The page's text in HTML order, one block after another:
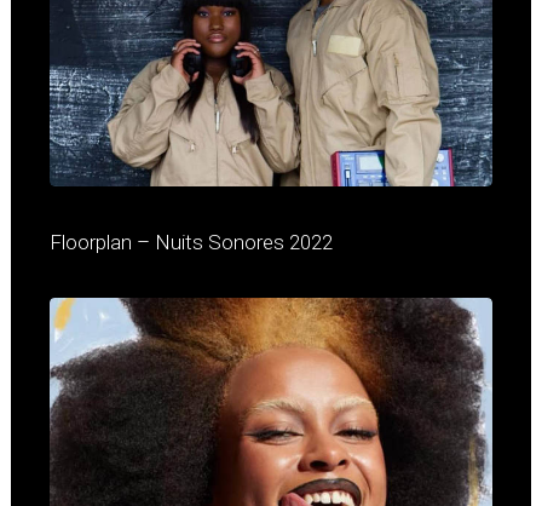
Floorplan – Nuits Sonores 2022